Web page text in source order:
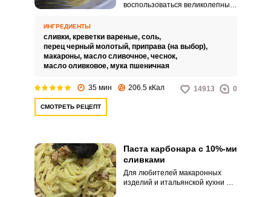
воспользоваться великолепным
Паста, приготовленная с
креветками в сливочном соусе,
получается невероятно нежной
и сочной.
ИНГРЕДИЕНТЫ
сливки, креветки вареные, соль,
перец черный молотый, приправа (на выбор),
макароны, масло сливочное, чеснок,
масло оливковое, мука пшеничная
35 мин 206.5 кКал 14913 0
СМОТРЕТЬ РЕЦЕПТ
Паста карбонара с 10%-ми
сливками
Для любителей макаронных
изделий и итальянской кухни от